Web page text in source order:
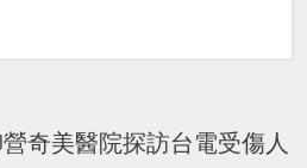
奇美醫院探訪台電受傷人